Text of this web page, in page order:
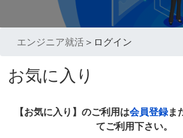
エンジニア就活 ＞ログイン
お気に入り
【お気に入り】のご利用は会員登録ま
てご利用下さい。